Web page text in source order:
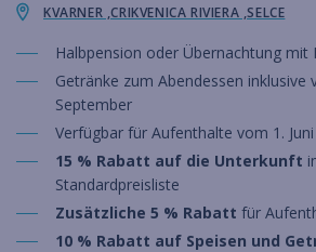
KVARNER ,CRIKVENICA RIVIERA ,SELCE
Halbpension oder Übernachtung mit
Getränke zum Abendessen inklusive
September
Verfügbar für Aufenthalte vom 1.
15 % Rabatt auf die Unterkunft
Standardpreisliste
Zusätzliche 5 % Rabatt für
10 % Rabatt auf Speisen und